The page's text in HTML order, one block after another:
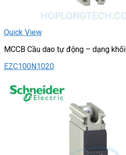
Quick View
MCCB Cầu dao tự động – dạng khối
EZC100N1020